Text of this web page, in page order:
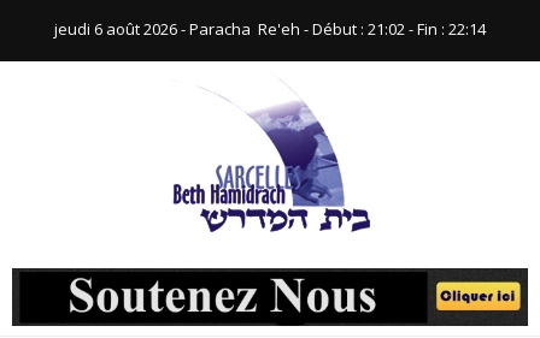
jeudi 6 août 2026 - Paracha ‪ Re'eh‬ - Début : 21:02‬ - Fin : ‪22:14‬